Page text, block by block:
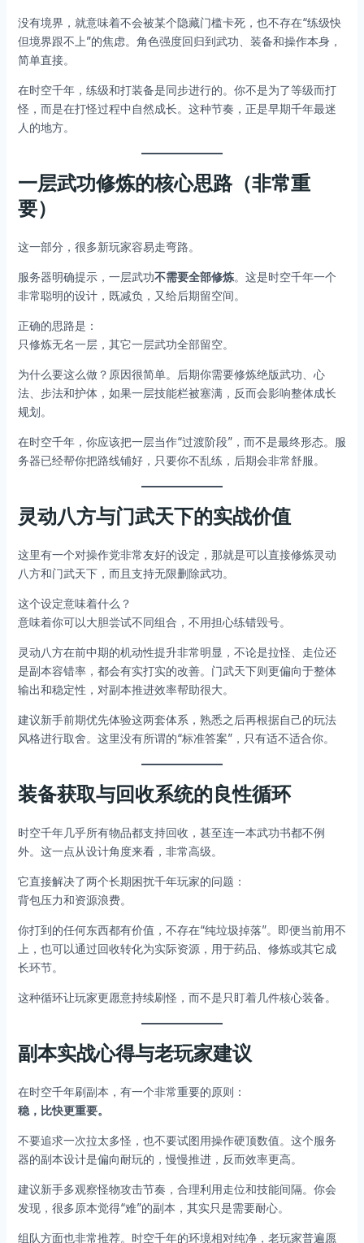
没有境界，就意味着不会被某个隐藏门槛卡死，也不存在“练级快
但境界跟不上”的焦虑。角色强度回归到武功、装备和操作本身，
简单直接。
在时空千年，练级和打装备是同步进行的。你不是为了等级而打
怪，而是在打怪过程中自然成长。这种节奏，正是早期千年最迷
人的地方。
一层武功修炼的核心思路（非常重
要）
这一部分，很多新玩家容易走弯路。
服务器明确提示，一层武功不需要全部修炼。这是时空千年一个
非常聪明的设计，既减负，又给后期留空间。
正确的思路是：
只修炼无名一层，其它一层武功全部留空。
为什么要这么做？原因很简单。后期你需要修炼绝版武功、心
法、步法和护体，如果一层技能栏被塞满，反而会影响整体成长
规划。
在时空千年，你应该把一层当作“过渡阶段”，而不是最终形态。服
务器已经帮你把路线铺好，只要你不乱练，后期会非常舒服。
灵动八方与门武天下的实战价值
这里有一个对操作党非常友好的设定，那就是可以直接修炼灵动
八方和门武天下，而且支持无限删除武功。
这个设定意味着什么？
意味着你可以大胆尝试不同组合，不用担心练错毁号。
灵动八方在前中期的机动性提升非常明显，不论是拉怪、走位还
是副本容错率，都会有实打实的改善。门武天下则更偏向于整体
输出和稳定性，对副本推进效率帮助很大。
建议新手前期优先体验这两套体系，熟悉之后再根据自己的玩法
风格进行取舍。这里没有所谓的“标准答案”，只有适不适合你。
装备获取与回收系统的良性循环
时空千年几乎所有物品都支持回收，甚至连一本武功书都不例
外。这一点从设计角度来看，非常高级。
它直接解决了两个长期困扰千年玩家的问题：
背包压力和资源浪费。
你打到的任何东西都有价值，不存在“纯垃圾掉落”。即便当前用不
上，也可以通过回收转化为实际资源，用于药品、修炼或其它成
长环节。
这种循环让玩家更愿意持续刷怪，而不是只盯着几件核心装备。
副本实战心得与老玩家建议
在时空千年刷副本，有一个非常重要的原则：
稳，比快更重要。
不要追求一次拉太多怪，也不要试图用操作硬顶数值。这个服务
器的副本设计是偏向耐玩的，慢慢推进，反而效率更高。
建议新手多观察怪物攻击节奏，合理利用走位和技能间隔。你会
发现，很多原本觉得“难”的副本，其实只是需要耐心。
组队方面也非常推荐。时空千年的环境相对纯净，老玩家普遍愿